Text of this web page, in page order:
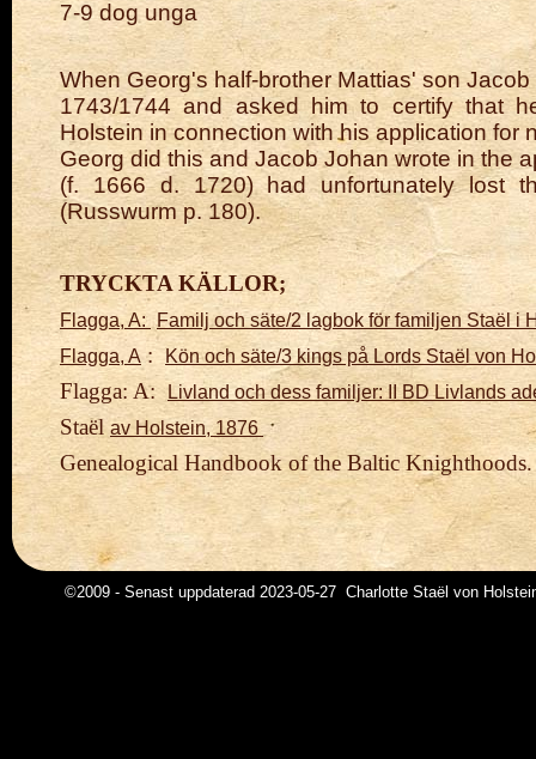
7-9 dog unga
When Georg's half-brother Mattias' son
1743/1744 and asked him to certify that
Holstein in connection with his application for
Georg did this and Jacob Johan wrote in the
(f. 1666 d. 1720) had unfortunately lost
(Russwurm p. 180).
TRYCKTA KÄLLOR;
Flagga, A: Familj och säte/2 lagbok för familjen Staël i
Flagga, A :Kön och säte/3 kings på Lords Staël von
Flagga: A: Livland och dess familjer: II BD Livlands
Staëlav Holstein, 1876
Genealogical Handbook of the Baltic Knighthoods.
©2009 - Senast uppdaterad 2023-05-27 Charlotte Staël von